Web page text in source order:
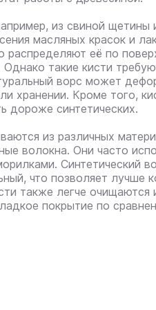
из свиной щетины
масляных красок и
распределяют её по
такие кисти
ворс может
хранении. Кроме того,
дороже синтетических.
из различных
волокна. Они часто
Синтетический
что позволяет лучше
также легче очищаются
покрытие по